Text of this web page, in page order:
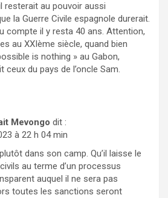
resterait au pouvoir aussi
la Guerre Civile espagnole durerait.
compte il y resta 40 ans. Attention,
au XXIème siècle, quand bien
is nothing » au Gabon,
ceux du pays de l’oncle Sam.
Mevongo dit :
à 22 h 04 min
dans son camp. Qu’il laisse le
au terme d’un processus
auquel il ne sera pas
toutes les sanctions seront